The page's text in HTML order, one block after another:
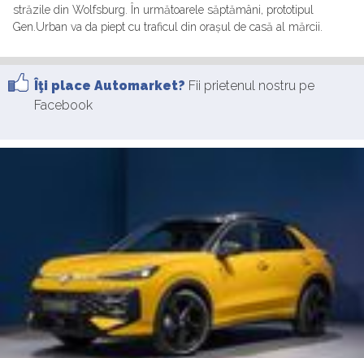
străzile din Wolfsburg. În următoarele săptămâni, prototipul
Gen.Urban va da piept cu traficul din orașul de casă al mărcii.
Îţi place Automarket? Fii prietenul nostru pe
Facebook